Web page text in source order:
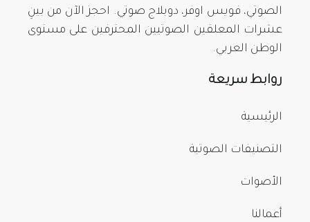
الصوتي، فويس اوفر، دوبلاج صوتي. احجز الآن من بينِ
عشرات المعلقين الصوتيين المحترفين على مستوى
الوطن العربي.
روابط سريعة
الرئيسية
التصنيفات الصوتية
الأصوات
أعمالنا